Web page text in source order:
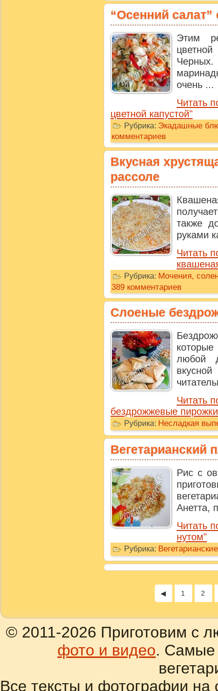
“Осенний салат”
Этим
очень ...
Читать
цветной капустой"
Рубрика: Экадашные
комментариев
Вкусная
рассоле
также
руками
Читать
Рубрика: Мочения,
389 комментариев
Слоеные
любой
Читать
бездрожжевые
Рубрика: Несладкая
Вегетарианский
Рис с
Анетта,
Читать
нутом"
Рубрика:
◀ 1 2
© 2011-2026 Приготовим с
фото и видео. Самые
Все тексты и фотографии